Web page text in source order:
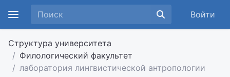
Войти
Структура университета
Филологический факультет
лаборатория лингвистической антропологии